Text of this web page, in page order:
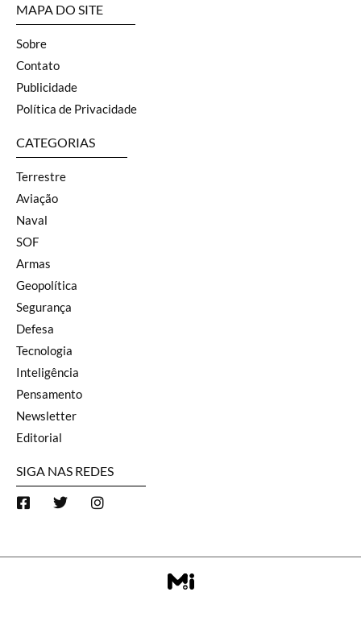
MAPA DO SITE
Sobre
Contato
Publicidade
Política de Privacidade
CATEGORIAS
Terrestre
Aviação
Naval
SOF
Armas
Geopolítica
Segurança
Defesa
Tecnologia
Inteligência
Pensamento
Newsletter
Editorial
SIGA NAS REDES